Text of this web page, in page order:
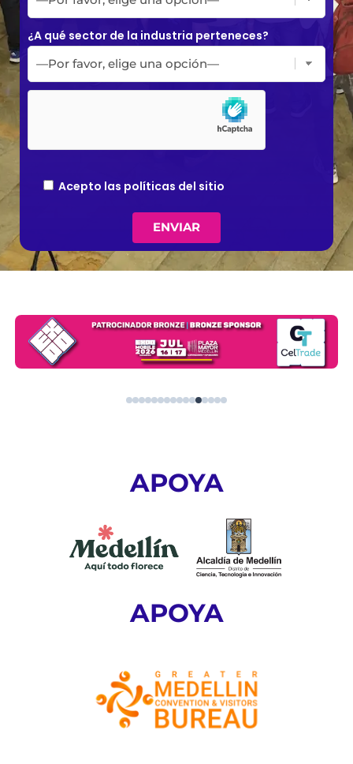
¿A qué sector de la industria perteneces?
Acepto las políticas del sitio
APOYA
APOYA